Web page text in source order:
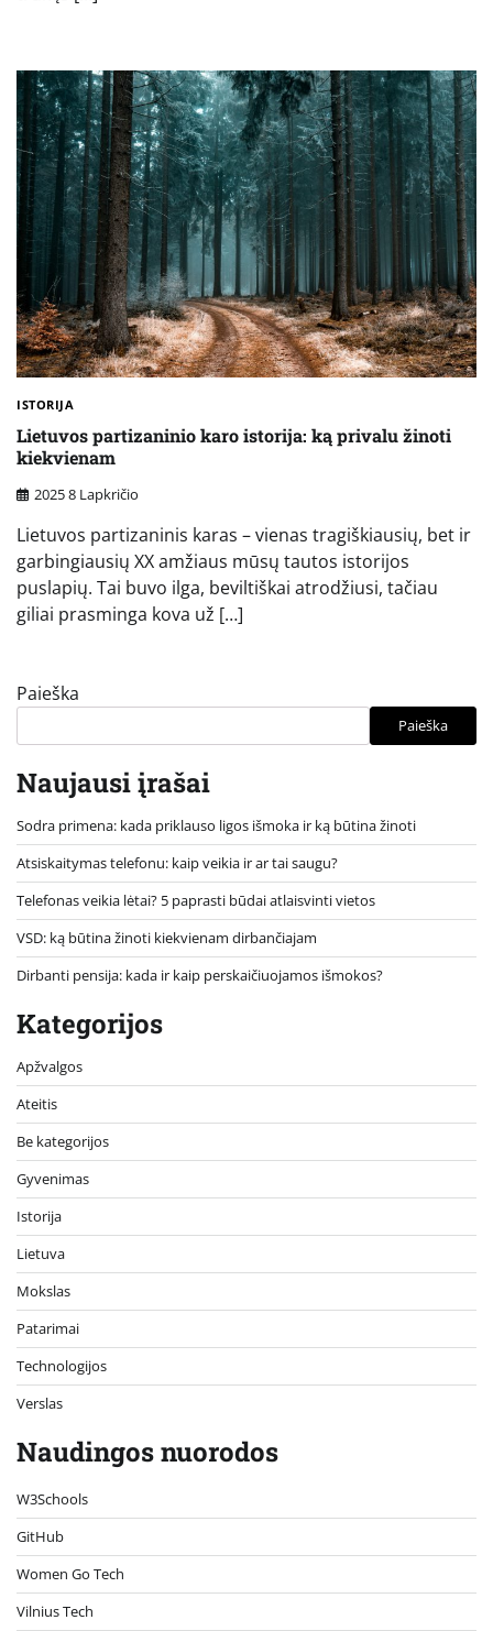
ISTORIJA
Lietuvos partizaninio karo istorija: ką privalu žinoti
kiekvienam
2025 8 Lapkričio
Lietuvos partizaninis karas – vienas tragiškiausių, bet ir
garbingiausių XX amžiaus mūsų tautos istorijos
puslapių. Tai buvo ilga, beviltiškai atrodžiusi, tačiau
giliai prasminga kova už […]
Paieška
Paieška
Naujausi įrašai
Sodra primena: kada priklauso ligos išmoka ir ką būtina žinoti
Atsiskaitymas telefonu: kaip veikia ir ar tai saugu?
Telefonas veikia lėtai? 5 paprasti būdai atlaisvinti vietos
VSD: ką būtina žinoti kiekvienam dirbančiajam
Dirbanti pensija: kada ir kaip perskaičiuojamos išmokos?
Kategorijos
Apžvalgos
Ateitis
Be kategorijos
Gyvenimas
Istorija
Lietuva
Mokslas
Patarimai
Technologijos
Verslas
Naudingos nuorodos
W3Schools
GitHub
Women Go Tech
Vilnius Tech